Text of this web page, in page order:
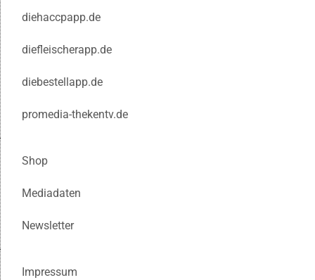
diehaccpapp.de
diefleischerapp.de
diebestellapp.de
promedia-thekentv.de
Shop
Mediadaten
Newsletter
Impressum